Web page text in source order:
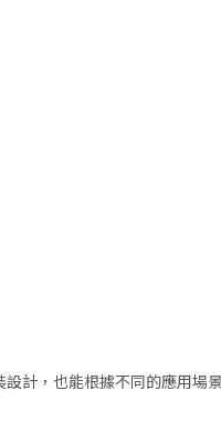
計，也能根據不同的應用場